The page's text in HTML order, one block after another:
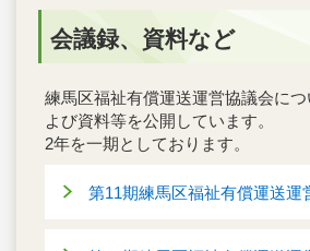
会議録、資料など
練馬区福祉有償運送運営協議会に
よび資料等を公開しています。
2年を一期としております。
第11期練馬区福祉有償運送運